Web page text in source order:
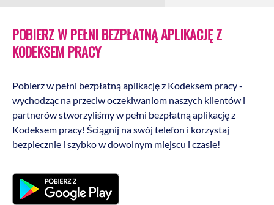
POBIERZ W PEŁNI BEZPŁATNĄ APLIKACJĘ Z
KODEKSEM PRACY
Pobierz w pełni bezpłatną aplikację z Kodeksem pracy -
wychodząc na przeciw oczekiwaniom naszych klientów i
partnerów stworzyliśmy w pełni bezpłatną aplikację z
Kodeksem pracy! Ściągnij na swój telefon i korzystaj
bezpiecznie i szybko w dowolnym miejscu i czasie!